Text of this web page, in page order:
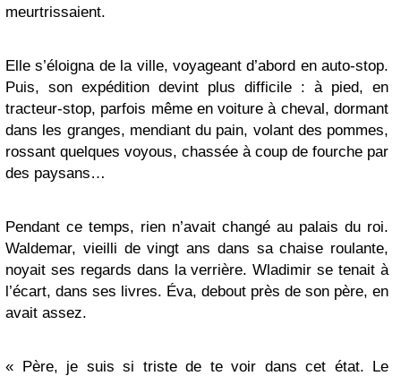
meurtrissaient.
Elle s’éloigna de la ville, voyageant d’abord en auto-stop.
Puis, son expédition devint plus difficile : à pied, en
tracteur-stop, parfois même en voiture à cheval, dormant
dans les granges, mendiant du pain, volant des pommes,
rossant quelques voyous, chassée à coup de fourche par
des paysans…
Pendant ce temps, rien n’avait changé au palais du roi.
Waldemar, vieilli de vingt ans dans sa chaise roulante,
noyait ses regards dans la verrière. Wladimir se tenait à
l’écart, dans ses livres. Éva, debout près de son père, en
avait assez.
« Père, je suis si triste de te voir dans cet état. Le